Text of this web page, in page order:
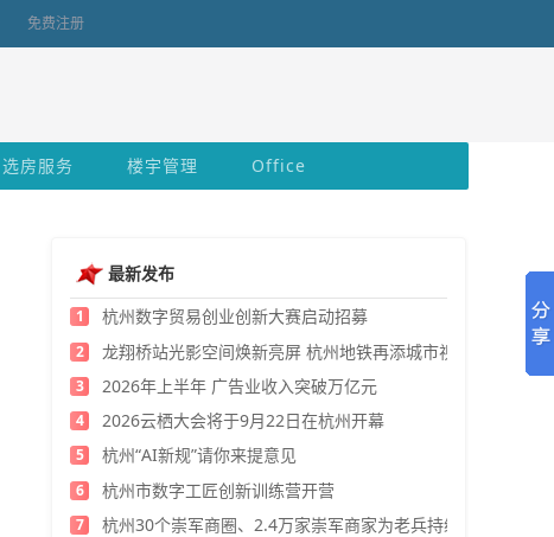
免费注册
选房服务 楼宇管理 Office
最新发布
1 杭州数字贸易创业创新大赛启动招募
2 龙翔桥站光影空间焕新亮屏 杭州地铁再添城市视觉新地标
3 2026年上半年 广告业收入突破万亿元
4 2026云栖大会将于9月22日在杭州开幕
5 杭州“AI新规”请你来提意见
6 杭州市数字工匠创新训练营开营
7 杭州30个崇军商圈、2.4万家崇军商家为老兵持续发福利